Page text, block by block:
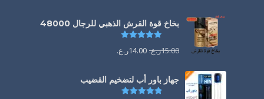
بخاخ قوة القرش الذهبي للرجال 48000
تم التقييم
15.00ر.ع. 14.00ر.ع.
جهاز باور أب لتضخيم القضيب
تم التقييم